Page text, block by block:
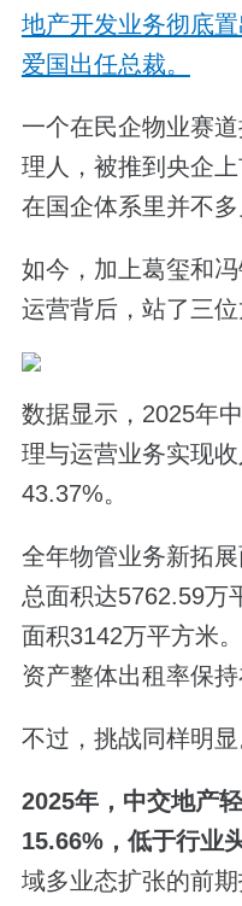
地产开发业务彻底
爱国出任总裁。
一个在民企物业赛
理人，被推到央企
在国企体系里并不多
如今，加上葛玺和
运营背后，站了三位
数据显示，2025年
理与运营业务实现
43.37%。
全年物管业务新拓
总面积达5762.59万
面积3142万平方米
资产整体出租率保持
不过，挑战同样明显
2025年，中交地产
15.66%，低于行业
域多业态扩张的前